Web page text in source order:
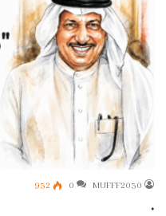
MUFFF2030
0
932
.